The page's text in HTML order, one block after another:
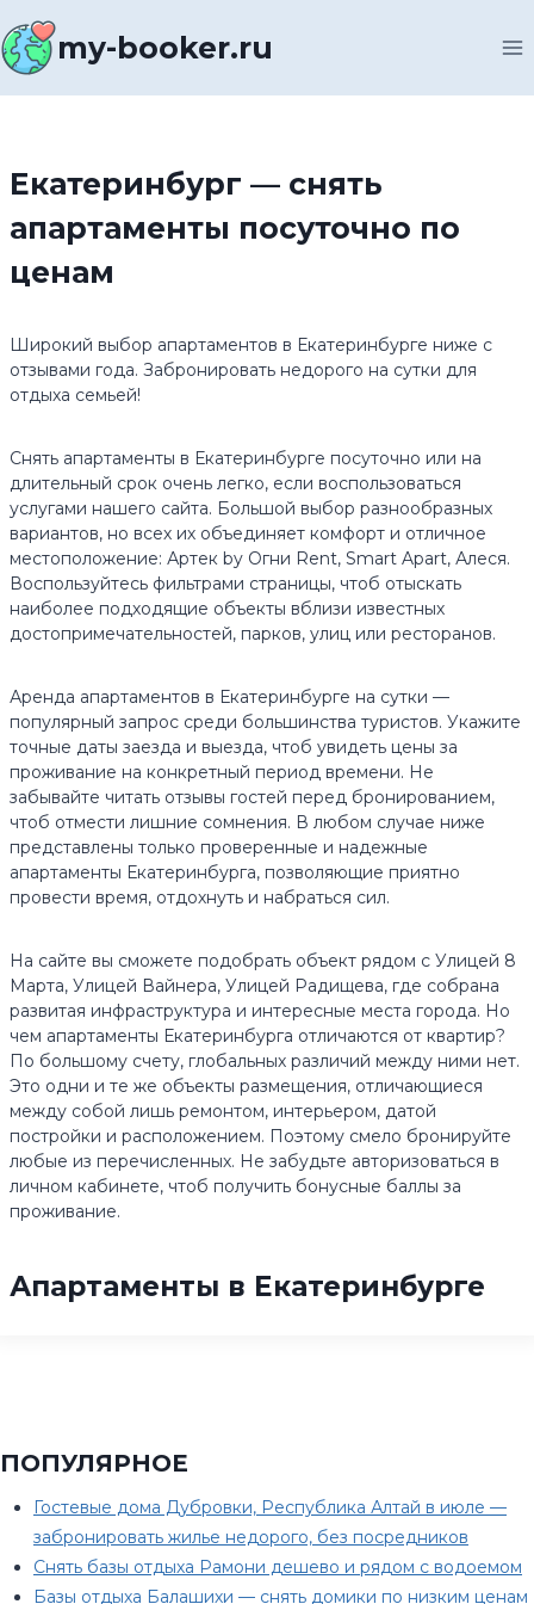
к
содержимомуmy-booker.ru
Екатеринбург — снять
апартаменты посуточно по
ценам
Широкий выбор апартаментов в Екатеринбурге ниже c
отзывами года. Забронировать недорого на сутки для
отдыха семьей!
Снять апартаменты в Екатеринбурге посуточно или на
длительный срок очень легко, если воспользоваться
услугами нашего сайта. Большой выбор разнообразных
вариантов, но всех их объединяет комфорт и отличное
местоположение: Артек by Огни Rent, Smart Apart, Алеся.
Воспользуйтесь фильтрами страницы, чтоб отыскать
наиболее подходящие объекты вблизи известных
достопримечательностей, парков, улиц или ресторанов.
Аренда апартаментов в Екатеринбурге на сутки —
популярный запрос среди большинства туристов. Укажите
точные даты заезда и выезда, чтоб увидеть цены за
проживание на конкретный период времени. Не
забывайте читать отзывы гостей перед бронированием,
чтоб отмести лишние сомнения. В любом случае ниже
представлены только проверенные и надежные
апартаменты Екатеринбурга, позволяющие приятно
провести время, отдохнуть и набраться сил.
На сайте вы сможете подобрать объект рядом с Улицей 8
Марта, Улицей Вайнера, Улицей Радищева, где собрана
развитая инфраструктура и интересные места города. Но
чем апартаменты Екатеринбурга отличаются от квартир?
По большому счету, глобальных различий между ними нет.
Это одни и те же объекты размещения, отличающиеся
между собой лишь ремонтом, интерьером, датой
постройки и расположением. Поэтому смело бронируйте
любые из перечисленных. Не забудьте авторизоваться в
личном кабинете, чтоб получить бонусные баллы за
проживание.
Апартаменты в Екатеринбурге
ПОПУЛЯРНОЕ
Гостевые дома Дубровки, Республика Алтай в июле —
забронировать жилье недорого, без посредников
Снять базы отдыха Рамони дешево и рядом с водоемом
Базы отдыха Балашихи — снять домики по низким ценам